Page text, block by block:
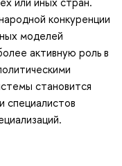
конкуренции
моделей
активную роль в
становится